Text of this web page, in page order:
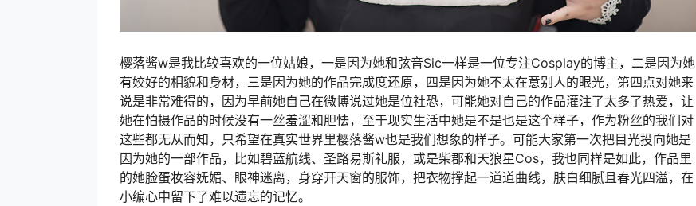
樱落酱w是我比较喜欢的一位姑娘，一是因为她和弦音Sic一样是一位专注Cosplay的博主，二是因为她
有姣好的相貌和身材，三是因为她的作品完成度还原，四是因为她不太在意别人的眼光，第四点对她来
说是非常难得的，因为早前她自己在微博说过她是位社恐，可能她对自己的作品灌注了太多了热爱，让
她在怕摄作品的时候没有一丝羞涩和胆怯，至于现实生活中她是不是也是这个样子，作为粉丝的我们对
这些都无从而知，只希望在真实世界里樱落酱w也是我们想象的样子。可能大家第一次把目光投向她是
因为她的一部作品，比如碧蓝航线、圣路易斯礼服，或是柴郡和天狼星Cos，我也同样是如此，作品里
的她脸蛋妆容妩媚、眼神迷离，身穿开天窗的服饰，把衣物撑起一道道曲线，肤白细腻且春光四溢，在
小编心中留下了难以遗忘的记忆。